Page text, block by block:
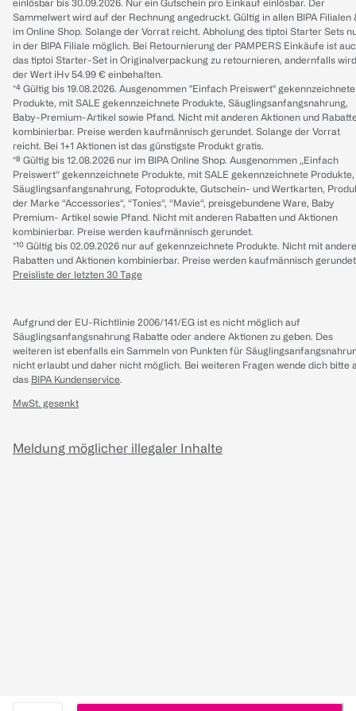
einlösbar bis 30.09.2026. Nur ein Gutschein pro Einkauf einlösbar. Der
Sammelwert wird auf der Rechnung angedruckt. Gültig in allen BIPA Filialen
im Online Shop. Solange der Vorrat reicht. Abholung des tiptoi Starter Sets
in der BIPA Filiale möglich. Bei Retournierung der PAMPERS Einkäufe ist
das tiptoi Starter-Set in Originalverpackung zu retournieren, andernfalls wird
der Wert iHv 54.99 € einbehalten.
*⁴ Gültig bis 19.08.2026. Ausgenommen "Einfach Preiswert" gekennzeichnete
Produkte, mit SALE gekennzeichnete Produkte, Säuglingsanfangsnahrung,
Baby-Premium-Artikel sowie Pfand. Nicht mit anderen Aktionen und
kombinierbar. Preise werden kaufmännisch gerundet. Solange der Vorrat
reicht. Bei 1+1 Aktionen ist das günstigste Produkt gratis.
*⁸ Gültig bis 12.08.2026 nur im BIPA Online Shop. Ausgenommen „Einfach
Preiswert“ gekennzeichnete Produkte, mit SALE gekennzeichnete Produkte,
Säuglingsanfangsnahrung, Fotoprodukte, Gutschein- und Wertkarten,
der Marke “Accessories“, “Tonies“, “Mavie“, preisgebundene Ware, Baby
Premium- Artikel sowie Pfand. Nicht mit anderen Rabatten und Aktionen
kombinierbar. Preise werden kaufmännisch gerundet.
*¹⁰ Gültig bis 02.09.2026 nur auf gekennzeichnete Produkte. Nicht mit
Rabatten und Aktionen kombinierbar. Preise werden kaufmännisch
Preisliste der letzten 30 Tage
Aufgrund der EU-Richtlinie 2006/141/EG ist es nicht möglich auf
Säuglingsanfangsnahrung Rabatte oder andere Aktionen zu geben. Des
weiteren ist ebenfalls ein Sammeln von Punkten für
nicht erlaubt und daher nicht möglich. Bei weiteren Fragen wende dich bitte
das BIPA Kundenservice.
MwSt. gesenkt
Meldung möglicher illegaler Inhalte